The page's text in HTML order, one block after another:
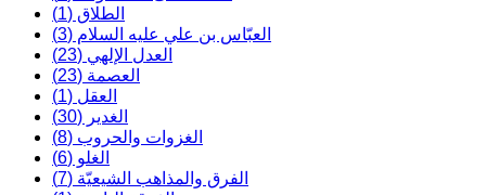
الطلاق (1)
العبّاس بن علي عليه السلام (3)
العدل الإلهي (23)
العصمة (23)
العقل (1)
الغدير (30)
الغزوات والحروب (8)
الغلو (6)
الفرق والمذاهب الشيعيّة (7)